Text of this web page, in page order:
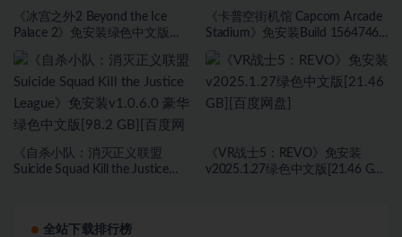
《冰宫之外2 Beyond the Ice
Palace 2》免安装绿色中文版
《卡普空街机馆 Capcom Arcade
Stadium》免安装Build 15647467
《自杀小队：消灭正义联盟
Suicide Squad Kill the Justice
《VR战士5：REVO》免安装
v2025.1.27绿色中文版[21.46 GB]
全站下载排行榜